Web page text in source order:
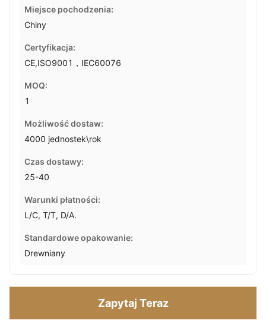
Miejsce pochodzenia:
Chiny
Certyfikacja:
CE,ISO9001，IEC60076
MOQ:
1
Możliwość dostaw:
4000 jednostek\rok
Czas dostawy:
25-40
Warunki płatności:
L/C, T/T, D/A.
Standardowe opakowanie:
Drewniany
Zapytaj Teraz